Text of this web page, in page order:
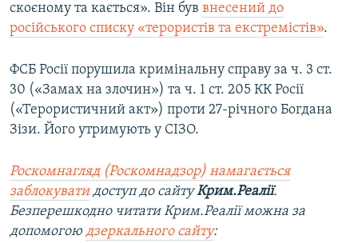
скоєному та кається». Він був внесений до
російського списку «терористів та екстремістів».
ФСБ Росії порушила кримінальну справу за ч. 3 ст.
30 («Замах на злочин») та ч. 1 ст. 205 КК Росії
(«Терористичний акт») проти 27-річного Богдана
Зізи. Його утримують у СІЗО.
Роскомнагляд (Роскомнадзор) намагається
заблокуватидоступ до сайтуКрим.Реалії.
Безперешкодно читати Крим.Реалії можна за
допомогою дзеркального сайту: